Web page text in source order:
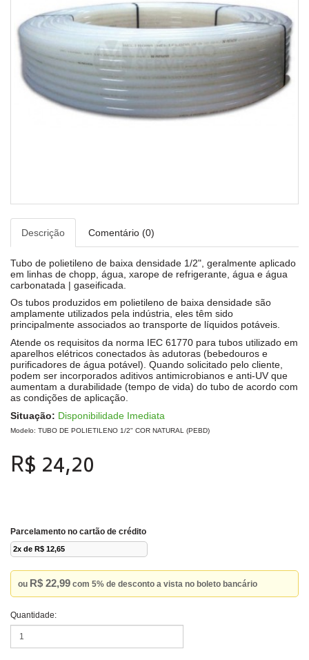
Descrição Comentário (0)
Tubo de polietileno de baixa densidade 1/2", geralmente aplicado
em linhas de chopp, água, xarope de refrigerante, água e água
carbonatada | gaseificada.
Os tubos produzidos em polietileno de baixa densidade são
amplamente utilizados pela indústria, eles têm sido
principalmente associados ao transporte de líquidos potáveis.
Atende os requisitos da norma IEC 61770 para tubos utilizado em
aparelhos elétricos conectados às adutoras (bebedouros e
purificadores de água potável). Quando solicitado pelo cliente,
podem ser incorporados aditivos antimicrobianos e anti-UV que
aumentam a durabilidade (tempo de vida) do tubo de acordo com
as condições de aplicação.
Situação: Disponibilidade Imediata
Modelo: TUBO DE POLIETILENO 1/2" COR NATURAL (PEBD)
R$ 24,20
Parcelamento no cartão de crédito
2x de R$ 12,65
ou R$ 22,99 com 5% de desconto a vista no boleto bancário
Quantidade: